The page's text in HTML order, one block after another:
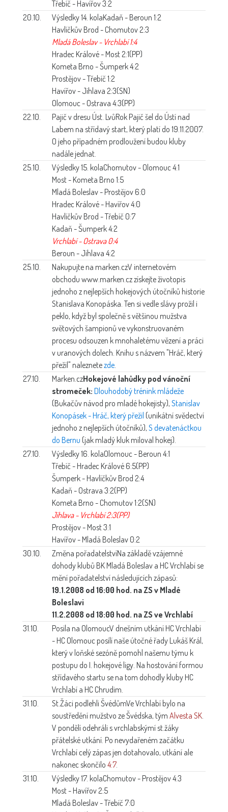
Třebíč - Havířov 3:2
20.10.
Výsledky 14. kolaKadaň - Beroun 1:2
Havlíčkův Brod - Chomutov 2:3
Mladá Boleslav - Vrchlabí 1:4
Hradec Králové - Most 2:1(PP)
Kometa Brno - Šumperk 4:2
Prostějov - Třebíč 1:2
Havířov - Jihlava 2:3(SN)
Olomouc - Ostrava 4:3(PP)
22.10.
Pajič v dresu Úst. LvůRok Pajič šel do Ústí nad
Labem na střídavý start, který platí do 19.11.2007.
O jeho případném prodloužení budou kluby
nadále jednat.
25.10.
Výsledky 15. kolaChomutov - Olomouc 4:1
Most - Kometa Brno 1:5
Mladá Boleslav - Prostějov 6:0
Hradec Králové - Havířov 4:0
Havlíčkův Brod - Třebíč 0:7
Kadaň - Šumperk 4:2
Vrchlabí - Ostrava 0:4
Beroun - Jihlava 4:2
25.10.
Nakupujte na marken.czV internetovém
obchodu www.marken.cz získejte životopis
jednoho z nejlepších hokejových útočníků historie
Stanislava Konopáska. Ten si vedle slávy prožil i
peklo, když byl společně s většinou mužstva
světových šampionů ve vykonstruovaném
procesu odsouzen k mnohaletému vězení a práci
v uranových dolech. Knihu s názvem "Hráč, který
přežil" naleznetezde
27.10.
Marken.czHokejové lahůdky pod vánoční
stromeček: Dlouhodobý trénink mládeže
(Bukačův návod pro mladé hokejisty), Stanislav
Konopásek - Hráč, který přežil (unikátní svědectví
jednoho z nejlepších útočníků), S devatenáctkou
do Bernu (jak mladý kluk miloval hokej).
27.10.
Výsledky 16. kolaOlomouc - Beroun 4:1
Třebíč - Hradec Králové 6:5(PP)
Šumperk - Havlíčkův Brod 2:4
Kadaň - Ostrava 3:2(PP)
Kometa Brno - Chomutov 1:2(SN)
Jihlava - Vrchlabí 2:3(PP)
Prostějov - Most 3:1
Havířov - Mladá Boleslav 0:2
30.10.
Změna pořadatelstvíNa základě vzájemné
dohody klubů BK Mladá Boleslav a HC Vrchlabí se
mění pořadatelství následujících zápasů:
19.1.2008 od 16:00 hod. na ZS v Mladé
Boleslavi
11.2.2008 od 18:00 hod. na ZS ve Vrchlabí
31.10.
Posila na OlomoucV dnešním utkání HC Vrchlabí
- HC Olomouc posílí naše útočné řady Lukáš Král,
který v loňské sezóně pomohl našemu týmu k
postupu do I. hokejové ligy. Na hostování formou
střídavého startu se na tom dohodly kluby HC
Vrchlabí a HC Chrudim.
31.10.
St.Žáci podlehli ŠvédůmVe Vrchlabí bylo na
soustředění mužstvo ze Švédska, tým Alvesta SK
V pondělí odehráli s vrchlabskýmí st.žáky
přátelské utkání. Po nevydařeném začátku
Vrchlabí celý zápas jen dotahovalo, utkání ale
nakonec skončilo 4:7.
31.10.
Výsledky 17. kolaChomutov - Prostějov 4:3
Most - Havířov 2:5
Mladá Boleslav - Třebíč 7:0